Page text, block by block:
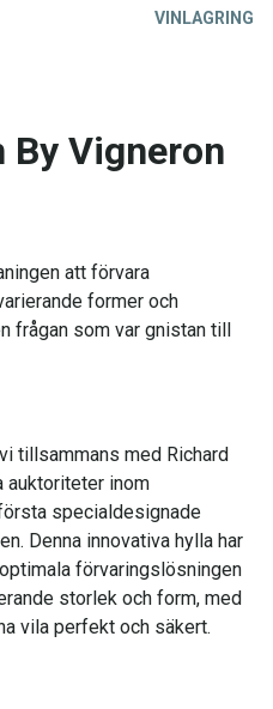
VINLAGRING
By Vigneron
att förvara
former och
frågan som var gnistan till
tillsammans med Richard
auktoriteter inom
specialdesignade
Denna innovativa hylla har
förvaringslösningen
storlek och form, med
vila perfekt och säkert.